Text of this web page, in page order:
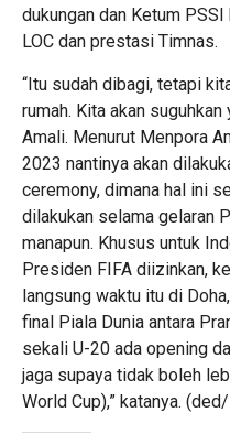
dukungan dan Ketum
LOC dan prestasi Timnas.
“Itu sudah dibagi, tetapi
rumah. Kita akan
Amali. Menurut Menpora
2023 nantinya akan
ceremony, dimana hal ini
dilakukan selama gelaran
manapun. Khusus untuk
Presiden FIFA diizinkan,
langsung waktu itu di
final Piala Dunia antara
sekali U-20 ada opening
jaga supaya tidak boleh
World Cup),” katanya.